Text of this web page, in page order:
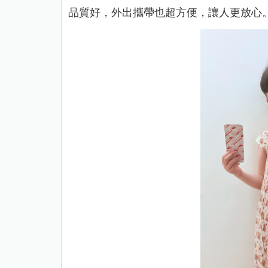
品質好，外出攜帶也超方便，讓人更放心